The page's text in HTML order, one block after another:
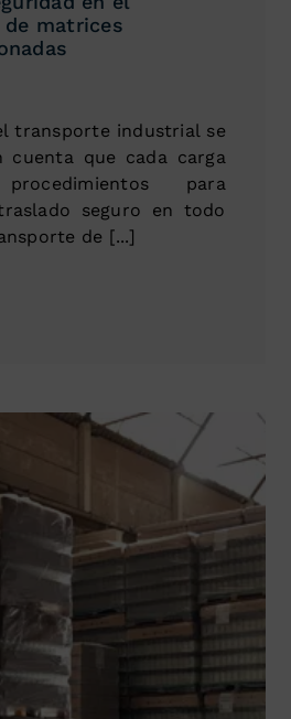
matrices
transporte industrial se
cuenta que cada carga
para
seguro en todo
de [...]